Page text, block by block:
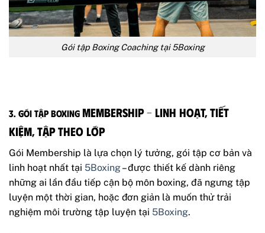
Gói tập Boxing Coaching tại 5Boxing
3. Gói Tập Boxing Membership – Linh Hoạt, Tiết
Kiệm, Tập Theo Lớp
Gói Membership là lựa chọn lý tưởng, gói tập cơ bản và
linh hoạt nhất tại 5Boxing– được thiết kế dành riêng
những ai lần đầu tiếp cận bộ môn boxing, đã ngưng tập
luyện một thời gian, hoặc đơn giản là muốn thử trải
nghiệm môi trường tập luyện tại 5Boxing.